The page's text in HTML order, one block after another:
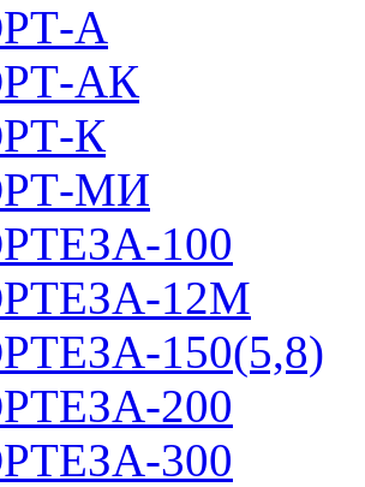
А
АК
К
МИ
100
12М
150(5,8)
200
300